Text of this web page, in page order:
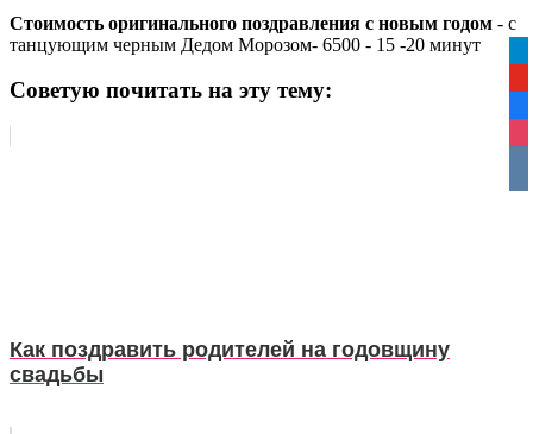
Стоимость оригинального поздравления с новым годом - с
танцующим черным Дедом Морозом- 6500 - 15 -20 минут
Советую почитать на эту тему:
Как поздравить родителей на годовщину
свадьбы